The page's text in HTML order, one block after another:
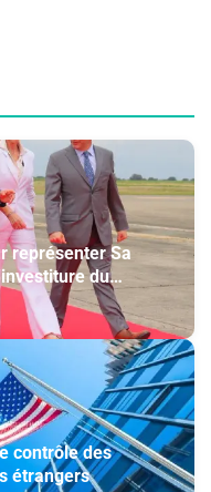
représenter Sa
du
contrôle des
étrangers